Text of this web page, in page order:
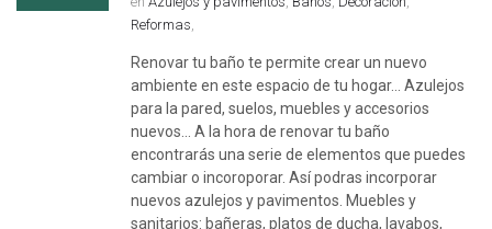
Reformas
Renovar tu baño te permite crear un nuevo
ambiente en este espacio de tu hogar... Azulejos
para la pared, suelos, muebles y accesorios
nuevos... A la hora de renovar tu baño
encontrarás una serie de elementos que puedes
cambiar o incoroporar. Así podras incorporar
nuevos azulejos y pavimentos. Muebles y
sanitarios: bañeras, platos de ducha, lavabos,